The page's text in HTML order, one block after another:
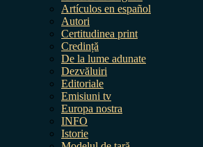
Artículos en español
Autori
Certitudinea print
Credință
De la lume adunate
Dezvăluiri
Editoriale
Emisiuni tv
Europa nostra
INFO
Istorie